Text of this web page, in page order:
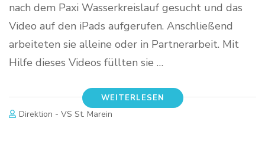
nach dem Paxi Wasserkreislauf gesucht und das
Video auf den iPads aufgerufen. Anschließend
arbeiteten sie alleine oder in Partnerarbeit. Mit
Hilfe dieses Videos füllten sie …
WEITERLESEN
Direktion - VS St. Marein